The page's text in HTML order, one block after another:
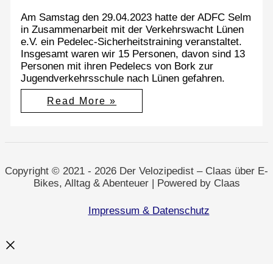
Am Samstag den 29.04.2023 hatte der ADFC Selm
in Zusammenarbeit mit der Verkehrswacht Lünen
e.V. ein Pedelec-Sicherheitstraining veranstaltet.
Insgesamt waren wir 15 Personen, davon sind 13
Personen mit ihren Pedelecs von Bork zur
Jugendverkehrsschule nach Lünen gefahren.
Sicher
Unterwegs
Read More »
Copyright © 2021 - 2026 Der Velozipedist – Claas über E-
Bikes, Alltag & Abenteuer | Powered by Claas
Impressum & Datenschutz